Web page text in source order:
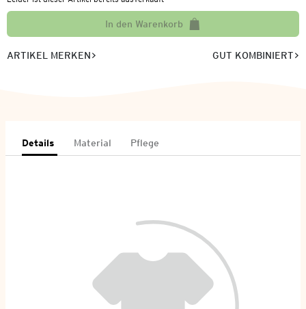
In den Warenkorb
ARTIKEL MERKEN GUT KOMBINIERT
Details Material Pflege